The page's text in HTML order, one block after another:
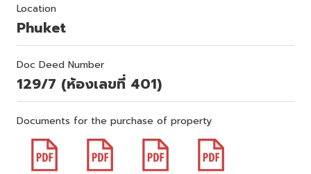
Location
Phuket
Doc Deed Number
129/7 (ห้องเลขที่ 401)
Documents for the purchase of property